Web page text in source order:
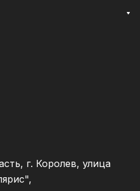
г. Королев, улица